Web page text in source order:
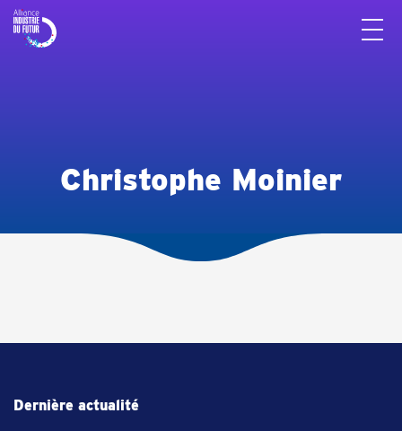
Christophe Moinier
Dernière actualité
Panneau de gestion des cookies